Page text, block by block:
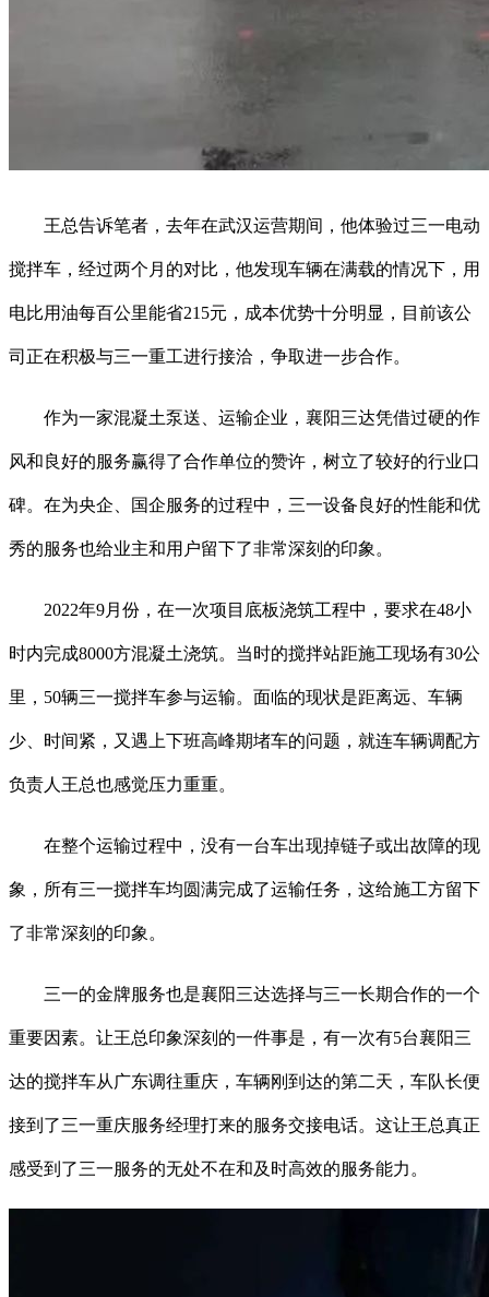
王总告诉笔者，去年在武汉运营期间，他体验过三一电动
搅拌车，经过两个月的对比，他发现车辆在满载的情况下，用
电比用油每百公里能省215元，成本优势十分明显，目前该公
司正在积极与三一重工进行接洽，争取进一步合作。
作为一家混凝土泵送、运输企业，襄阳三达凭借过硬的作
风和良好的服务赢得了合作单位的赞许，树立了较好的行业口
碑。在为央企、国企服务的过程中，三一设备良好的性能和优
秀的服务也给业主和用户留下了非常深刻的印象。
2022年9月份，在一次项目底板浇筑工程中，要求在48小
时内完成8000方混凝土浇筑。当时的搅拌站距施工现场有30公
里，50辆三一搅拌车参与运输。面临的现状是距离远、车辆
少、时间紧，又遇上下班高峰期堵车的问题，就连车辆调配方
负责人王总也感觉压力重重。
在整个运输过程中，没有一台车出现掉链子或出故障的现
象，所有三一搅拌车均圆满完成了运输任务，这给施工方留下
了非常深刻的印象。
三一的金牌服务也是襄阳三达选择与三一长期合作的一个
重要因素。让王总印象深刻的一件事是，有一次有5台襄阳三
达的搅拌车从广东调往重庆，车辆刚到达的第二天，车队长便
接到了三一重庆服务经理打来的服务交接电话。这让王总真正
感受到了三一服务的无处不在和及时高效的服务能力。